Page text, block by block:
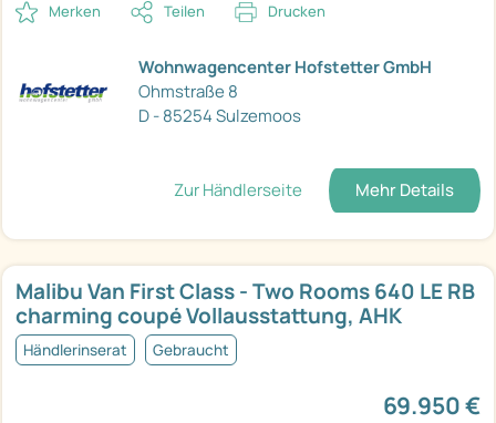
Merken Teilen Drucken
Wohnwagencenter Hofstetter GmbH
Ohmstraße 8
D - 85254 Sulzemoos
Zur Händlerseite Mehr Details
Malibu Van First Class - Two Rooms 640 LE RB
charming coupé Vollausstattung, AHK
Händlerinserat Gebraucht
69.950 €